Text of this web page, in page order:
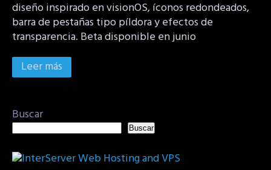
diseño inspirado en visionOS, íconos redondeados,
barra de pestañas tipo píldora y efectos de
transparencia. Beta disponible en junio
Leer más
Buscar
Buscar